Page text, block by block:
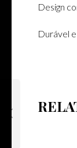
Design
Durável